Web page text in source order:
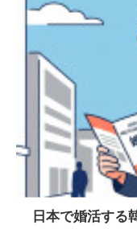
日本で婚活する